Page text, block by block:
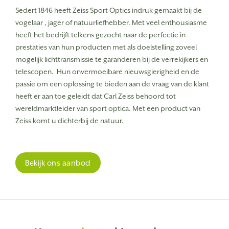
Sedert 1846 heeft Zeiss Sport Optics indruk gemaakt bij de
vogelaar , jager of natuurliefhebber. Met veel enthousiasme
heeft het bedrijft telkens gezocht naar de perfectie in
prestaties van hun producten met als doelstelling zoveel
mogelijk lichttransmissie te garanderen bij de verrekijkers en
telescopen. Hun onvermoeibare nieuwsgierigheid en de
passie om een oplossing te bieden aan de vraag van de klant
heeft er aan toe geleidt dat Carl Zeiss behoord tot
wereldmarktleider van sport optica. Met een product van
Zeiss komt u dichterbij de natuur.
Bekijk ons aanbod